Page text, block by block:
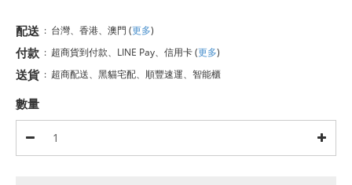
配送 : 台灣、香港、澳門 (更多)
付款 : 超商貨到付款、LINE Pay、信用卡(更多)
送貨 : 超商配送、黑貓宅配、順豐速運、智能櫃
數量